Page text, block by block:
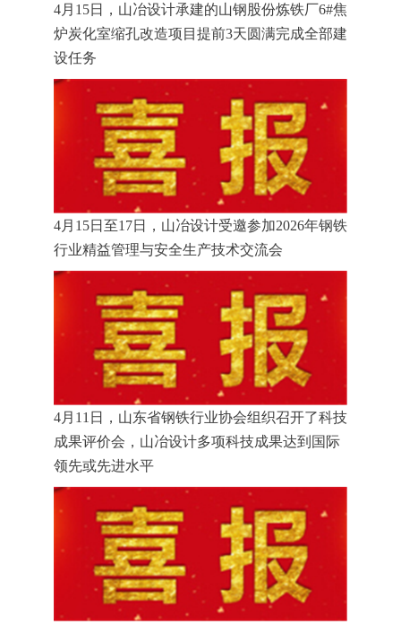
4月15日，山冶设计承建的山钢股份炼铁厂6#焦
炉炭化室缩孔改造项目提前3天圆满完成全部建
设任务
4月15日至17日，山冶设计受邀参加2026年钢铁
行业精益管理与安全生产技术交流会
4月11日，山东省钢铁行业协会组织召开了科技
成果评价会，山冶设计多项科技成果达到国际
领先或先进水平